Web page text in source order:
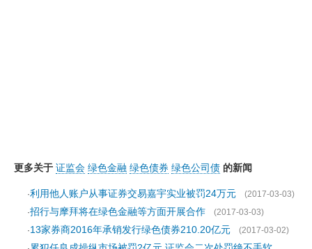
更多关于 证监会 绿色金融 绿色债券 绿色公司债 的新闻
·利用他人账户从事证券交易嘉宇实业被罚24万元
(2017-03-03)
·招行与摩拜将在绿色金融等方面开展合作
(2017-03-03)
·13家券商2016年承销发行绿色债券210.20亿元
(2017-03-02)